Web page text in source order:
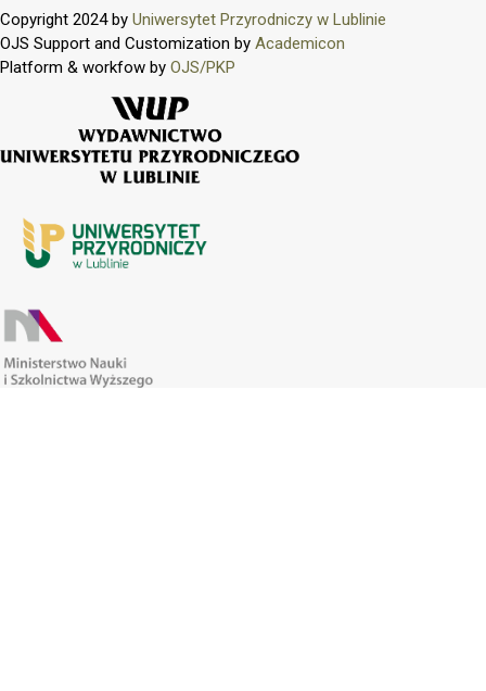
Copyright 2024 by Uniwersytet Przyrodniczy w Lublinie
OJS Support and Customization by Academicon
Platform & workfow by OJS/PKP